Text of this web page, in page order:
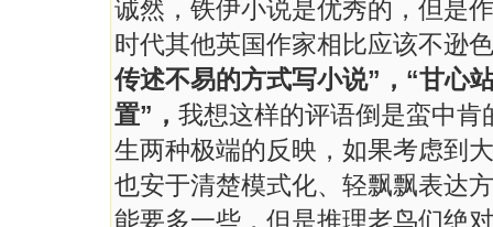
诚然，铁伊小说是优秀的，但是
时代其他英国作家相比应该不逊
传述不易的方式写小说”，“甘心
置”， 我想这样的评语倒是蛮中
生两种极端的反映，如果考虑到
也安于清楚模式化、轻飘飘表达
能要多一些，但是推理老鸟们绝